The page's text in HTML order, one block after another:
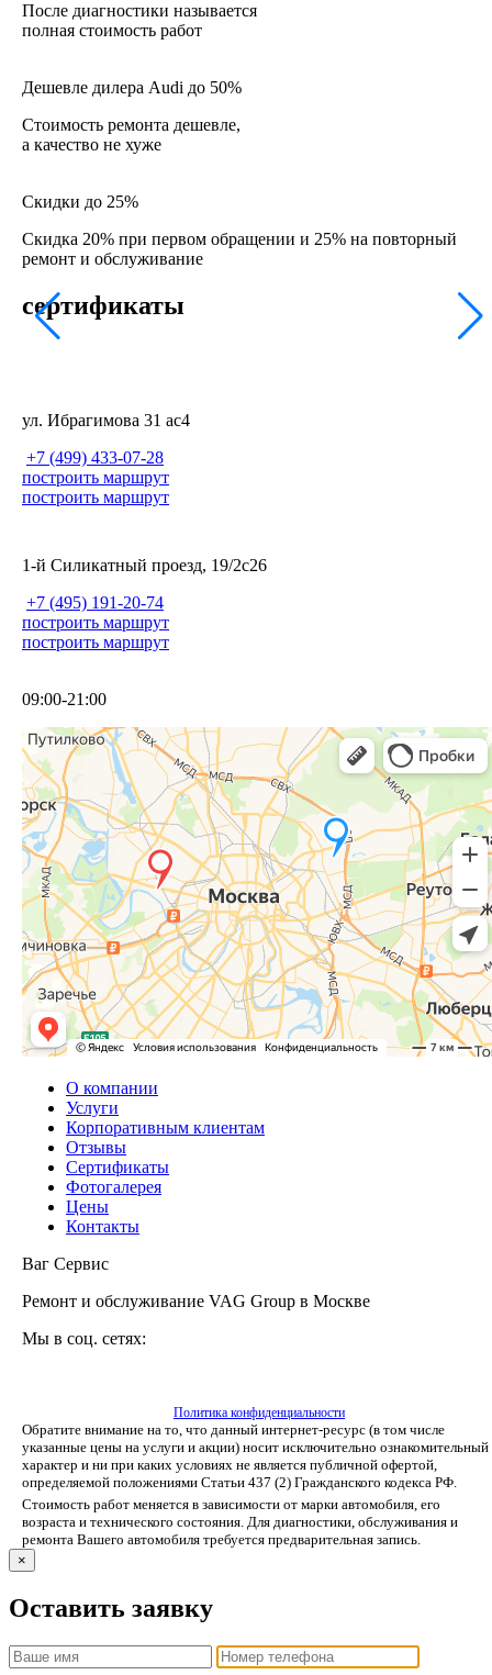
После диагностики называется
полная стоимость работ
Дешевле дилера Audi до 50%
Стоимость ремонта дешевле,
а качество не хуже
Скидки до 25%
Скидка 20% при первом обращении и 25% на повторный
ремонт и обслуживание
сертификаты
ул. Ибрагимова 31 ас4
+7 (499) 433-07-28
построить маршрут
построить маршрут
1-й Силикатный проезд, 19/2с26
+7 (495) 191-20-74
построить маршрут
построить маршрут
09:00-21:00
О компании
Услуги
Корпоративным клиентам
Отзывы
Сертификаты
Фотогалерея
Цены
Контакты
Ваг Сервис
Ремонт и обслуживание VAG Group в Москве
Мы в соц. сетях:
Политика конфиденциальности
Обратите внимание на то, что данный интернет-ресурс (в том числе
указанные цены на услуги и акции) носит исключительно ознакомительный
характер и ни при каких условиях не является публичной офертой,
определяемой положениями Статьи 437 (2) Гражданского кодекса РФ.
Стоимость работ меняется в зависимости от марки автомобиля, его
возраста и технического состояния. Для диагностики, обслуживания и
ремонта Вашего автомобиля требуется предварительная запись.
×
Оставить заявку